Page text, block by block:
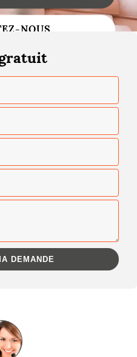
de toiture
de toiture
NOUS